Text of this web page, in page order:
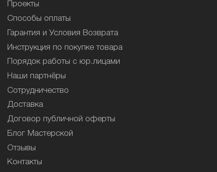
Проекты
Способы оплаты
Гарантия и Условия Возврата
Инструкция по покупке товара
Порядок работы с юр.лицами
Наши партнёры
Сотрудничество
Доставка
Договор публичной оферты
Блог Мастерской
Отзывы
Контакты